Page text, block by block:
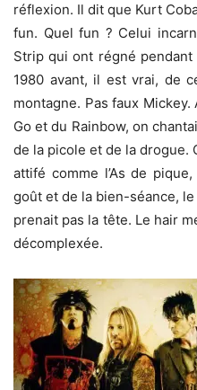
réflexion. Il dit que Kurt
fun. Quel fun ? Celui
Strip qui ont régné
1980 avant, il est vrai, de
montagne. Pas faux
Go et du Rainbow, on
de la picole et de la drogue.
attifé comme l’As de
goût et de la bien-séance,
prenait pas la tête. Le hair
décomplexée.